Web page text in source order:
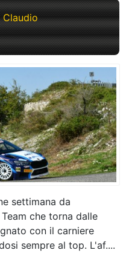
Claudio
settimana da
che torna dalle
con il carniere
sempre al top. L'af....